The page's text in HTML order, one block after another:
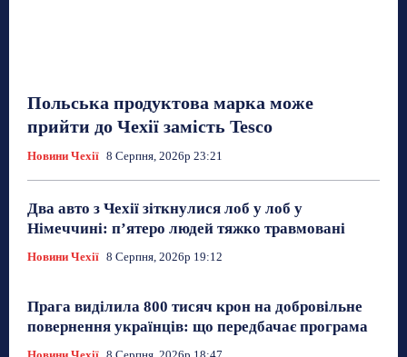
Польська продуктова марка може
прийти до Чехії замість Tesco
Новини Чехії 8 Серпня, 2026р 23:21
Два авто з Чехії зіткнулися лоб у лоб у
Німеччині: п’ятеро людей тяжко травмовані
Новини Чехії 8 Серпня, 2026р 19:12
Прага виділила 800 тисяч крон на добровільне
повернення українців: що передбачає програма